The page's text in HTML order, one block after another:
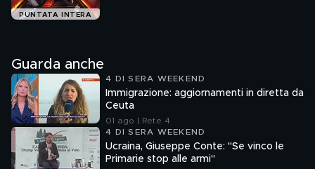
PUNTATA INTERA
Guarda anche
4 DI SERA WEEKEND
Immigrazione: aggiornamenti in diretta da
Ceuta
01 ago | Rete 4
4 DI SERA WEEKEND
Ucraina, Giuseppe Conte: "Se vinco le
Primarie stop alle armi"